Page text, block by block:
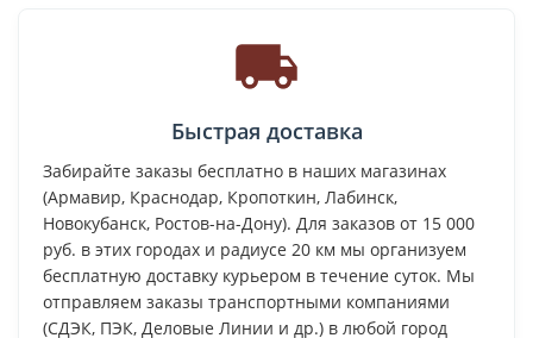
Быстрая доставка
Забирайте заказы бесплатно в наших магазинах
(Армавир, Краснодар, Кропоткин, Лабинск,
Новокубанск, Ростов-на-Дону). Для заказов от 15 000
руб. в этих городах и радиусе 20 км мы организуем
бесплатную доставку курьером в течение суток. Мы
отправляем заказы транспортными компаниями
(СДЭК, ПЭК, Деловые Линии и др.) в любой город